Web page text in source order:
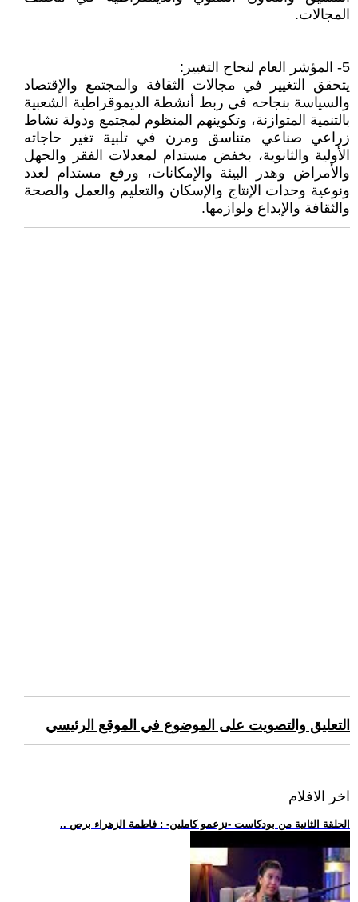
المجالات.
5- المؤشر العام لنجاح التغيير:
يتحقق التغيير في مجالات الثقافة والمجتمع والإقتصاد
والسياسة بنجاحه في ربط أنشطة الديموقراطية الشعبية
بالتنمية المتوازنة، وتكوينهم المنظوم لمجتمع ودولة نشاط
زراعي صناعي متناسق ومرن في تلبية تغير حاجاته
الأولية والثانوية، بخفض مستدام لمعدلات الفقر والجهل
والأمراض وهدر البيئة والإمكانات، ورفع مستدام لعدد
ونوعية وحدات الإنتاج والإسكان والتعليم والعمل والصحة
والثقافة والإبداع ولوازمها.
التعليق والتصويت على الموضوع في الموقع الرئيسي
اخر الافلام
.. الحلقة الثانية من بودكاست -نزعمو كاملين- : فاطمة الزهراء برص